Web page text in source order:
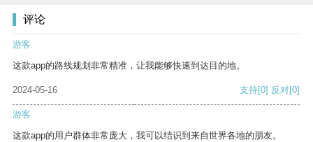
评论
游客
这款app的路线规划非常精准，让我能够快速到达目的地。
2024-05-16 支持[0] 反对[0]
游客
这款app的用户群体非常庞大，我可以结识到来自世界各地的朋友。